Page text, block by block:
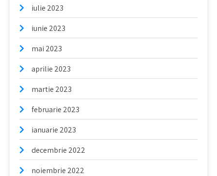
iulie 2023
iunie 2023
mai 2023
aprilie 2023
martie 2023
februarie 2023
ianuarie 2023
decembrie 2022
noiembrie 2022